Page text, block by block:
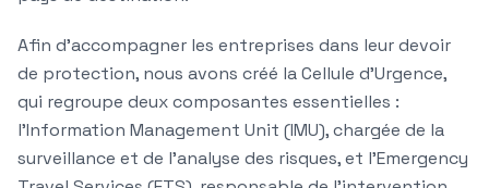
Afin d'accompagner les entreprises dans leur devoir
de protection, nous avons créé la Cellule d'Urgence,
qui regroupe deux composantes essentielles :
l'Information Management Unit (IMU), chargée de la
surveillance et de l'analyse des risques, et l'Emergency